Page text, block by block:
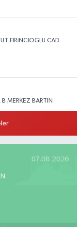
FIRINCIOGLU CAD.
MERKEZ BARTIN
8 Merkez Bartın
07.08.2026